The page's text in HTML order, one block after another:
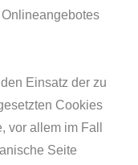
Einsatz der zu
Cookies
vor allem im Fall
Seite